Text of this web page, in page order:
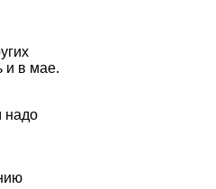
и в мае.
надо